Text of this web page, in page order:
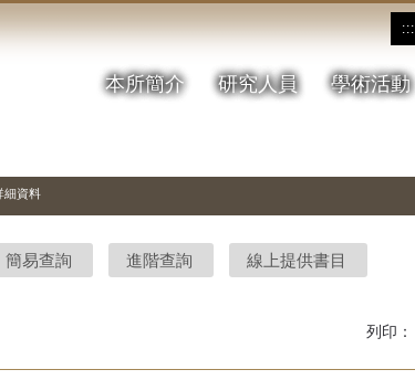
:::
本所簡介 研究人員 學術活動
細資料
簡易查詢 進階查詢 線上提供書目
列印：